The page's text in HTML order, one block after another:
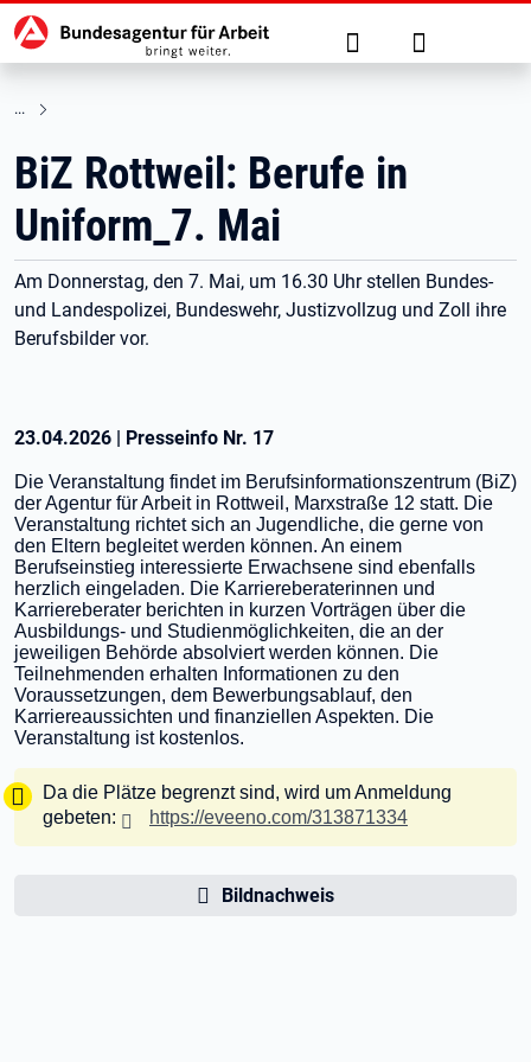
zu den Hauptinhalten springen
Hauptnavigation Suche Anmelden
BiZ Rottweil: Berufe in
Uniform_7. Mai
Am Donnerstag, den 7. Mai, um 16.30 Uhr stellen Bundes-
und Landespolizei, Bundeswehr, Justizvollzug und Zoll ihre
Berufsbilder vor.
23.04.2026 | Presseinfo Nr. 17
Die Veranstaltung findet im Berufsinformationszentrum (BiZ)
der Agentur für Arbeit in Rottweil, Marxstraße 12 statt. Die
Veranstaltung richtet sich an Jugendliche, die gerne von
den Eltern begleitet werden können. An einem
Berufseinstieg interessierte Erwachsene sind ebenfalls
herzlich eingeladen. Die Karriereberaterinnen und
Karriereberater berichten in kurzen Vorträgen über die
Ausbildungs- und Studienmöglichkeiten, die an der
jeweiligen Behörde absolviert werden können. Die
Teilnehmenden erhalten Informationen zu den
Voraussetzungen, dem Bewerbungsablauf, den
Karriereaussichten und finanziellen Aspekten. Die
Veranstaltung ist kostenlos.
Tipp:
Da die Plätze begrenzt sind, wird um Anmeldung
gebeten:
https://eveeno.com/313871334
Bildnachweis